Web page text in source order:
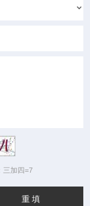
三加四=7